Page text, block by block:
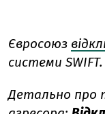
Євросоюз
системи SWIFT.
Детально про